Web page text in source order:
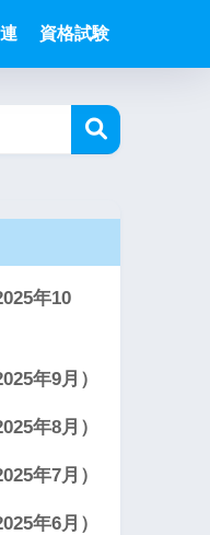
資格試験
年10
年9月）
年8月）
年7月）
年6月）